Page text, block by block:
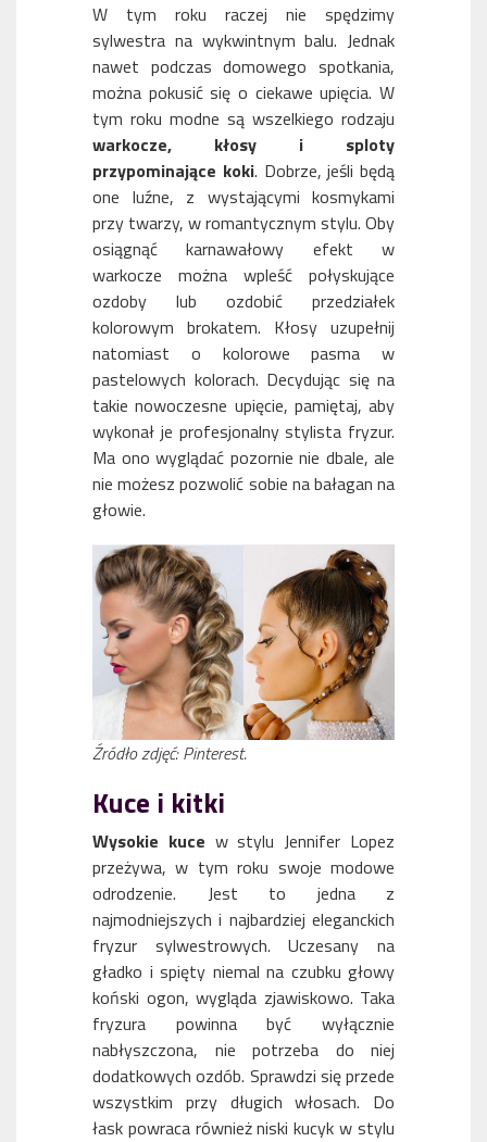
W tym roku raczej nie spędzimy
sylwestra na wykwintnym balu. Jednak
nawet podczas domowego spotkania,
można pokusić się o ciekawe upięcia. W
tym roku modne są wszelkiego rodzaju
warkocze, kłosy i sploty
przypominające koki. Dobrze, jeśli będą
one luźne, z wystającymi kosmykami
przy twarzy, w romantycznym stylu. Oby
osiągnąć karnawałowy efekt w
warkocze można wpleść połyskujące
ozdoby lub ozdobić przedziałek
kolorowym brokatem. Kłosy uzupełnij
natomiast o kolorowe pasma w
pastelowych kolorach. Decydując się na
takie nowoczesne upięcie, pamiętaj, aby
wykonał je profesjonalny stylista fryzur.
Ma ono wyglądać pozornie nie dbale, ale
nie możesz pozwolić sobie na bałagan na
głowie.
Źródło zdjęć: Pinterest.
Kuce i kitki
Wysokie kuce w stylu Jennifer Lopez
przeżywa, w tym roku swoje modowe
odrodzenie. Jest to jedna z
najmodniejszych i najbardziej eleganckich
fryzur sylwestrowych. Uczesany na
gładko i spięty niemal na czubku głowy
koński ogon, wygląda zjawiskowo. Taka
fryzura powinna być wyłącznie
nabłyszczona, nie potrzeba do niej
dodatkowych ozdób. Sprawdzi się przede
wszystkim przy długich włosach. Do
łask powraca również niski kucyk w stylu